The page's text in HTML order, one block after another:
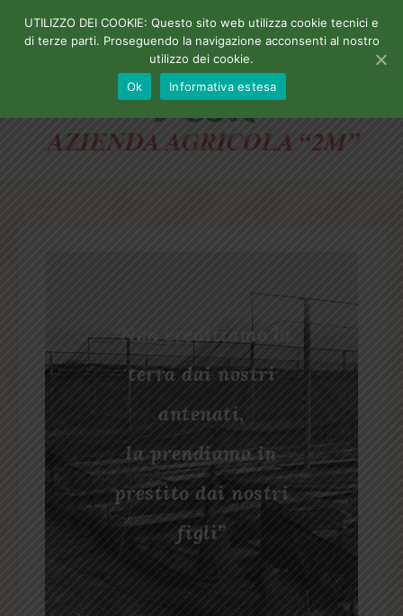
MENU
“Non ereditiamo la
terra dai nostri
antenati,
la prendiamo in
prestito dai nostri
figli”
UTILIZZO DEI COOKIE: Questo sito web utilizza cookie tecnici e
di terze parti. Proseguendo la navigazione acconsenti al nostro
utilizzo dei cookie.
Ok
Informativa estesa